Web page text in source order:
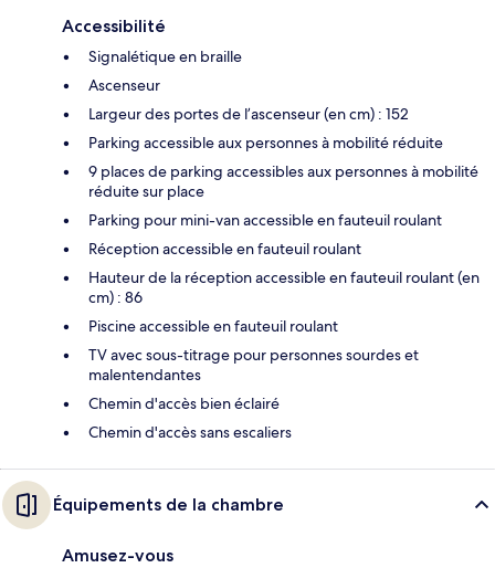
Accessibilité
Signalétique en braille
Ascenseur
Largeur des portes de l’ascenseur (en cm) : 152
Parking accessible aux personnes à mobilité réduite
9 places de parking accessibles aux personnes à mobilité
réduite sur place
Parking pour mini-van accessible en fauteuil roulant
Réception accessible en fauteuil roulant
Hauteur de la réception accessible en fauteuil roulant (en
cm) : 86
Piscine accessible en fauteuil roulant
TV avec sous-titrage pour personnes sourdes et
malentendantes
Chemin d'accès bien éclairé
Chemin d'accès sans escaliers
Équipements de la chambre
Amusez-vous